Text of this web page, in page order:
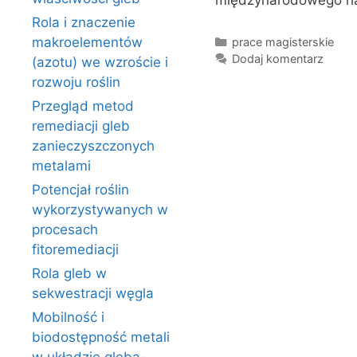
Kategorie
prace magisterskie
Dodaj komentarz
Rola i znaczenie
makroelementów
(azotu) we wzroście i
rozwoju roślin
Przegląd metod
remediacji gleb
zanieczyszczonych
metalami
Potencjał roślin
wykorzystywanych w
procesach
fitoremediacji
Rola gleb w
sekwestracji węgla
Mobilność i
biodostępność metali